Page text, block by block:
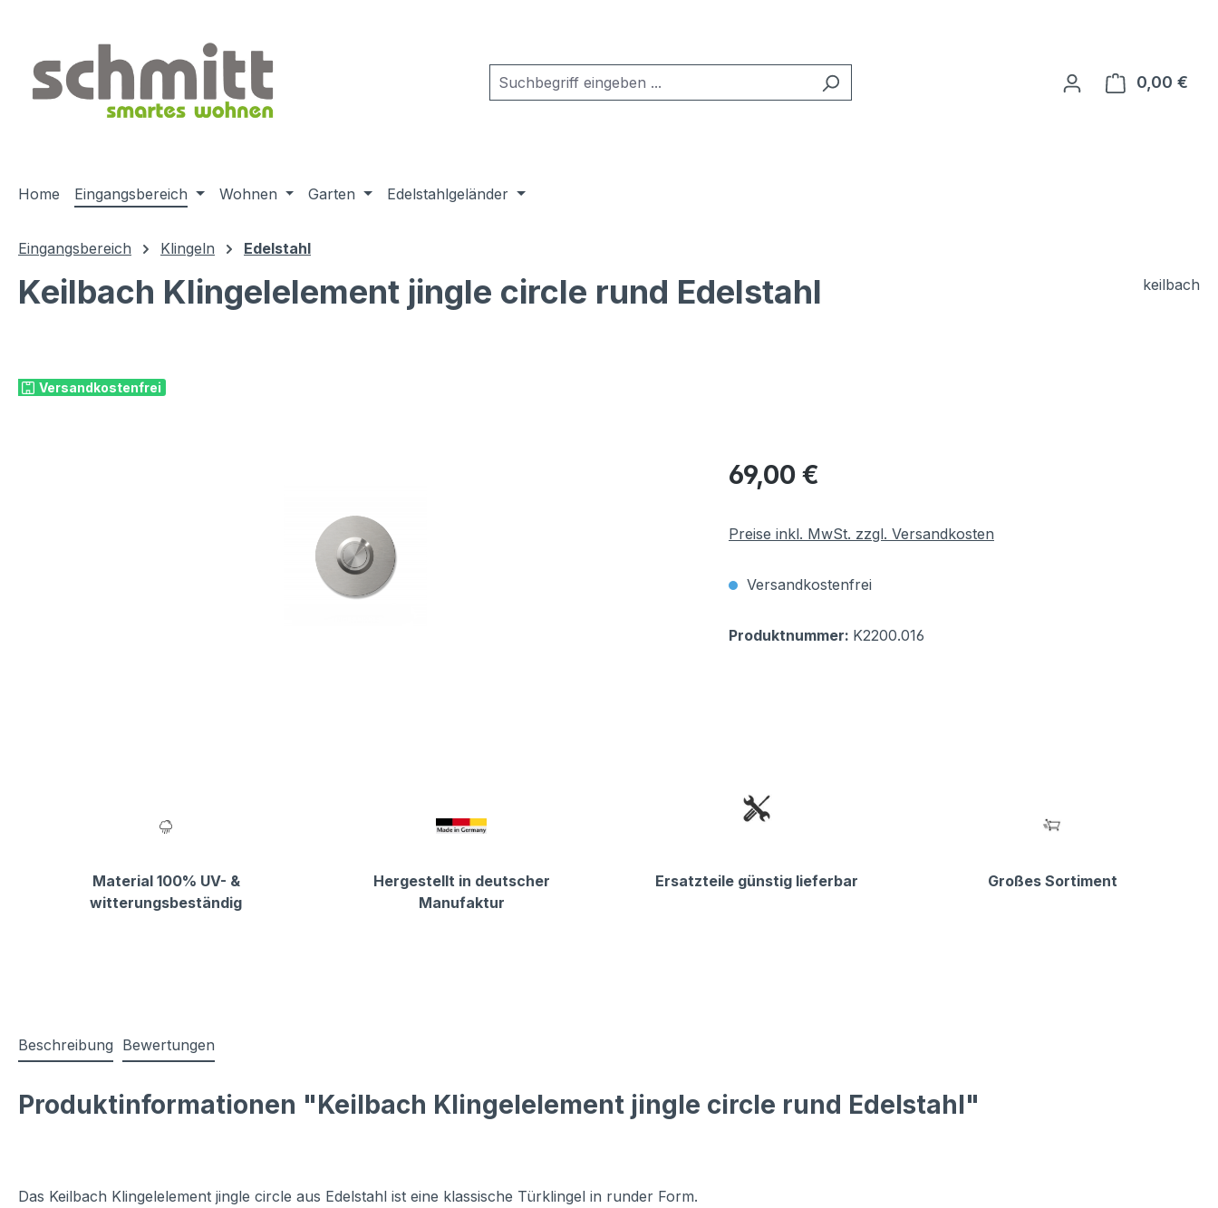
0,00 €
Home Eingangsbereich Wohnen Garten Edelstahlgeländer
Eingangsbereich Klingeln Edelstahl
Keilbach Klingelelement jingle circle rund Edelstahl keilbach
Versandkostenfrei
Regulärer Preis:
69,00 €
Preise inkl. MwSt. zzgl. Versandkosten
Versandkostenfrei
Produktnummer: K2200.016
Material 100% UV- &
witterungsbeständig
Hergestellt in deutscher
Manufaktur
Ersatzteile günstig lieferbar Großes Sortiment
Beschreibung Bewertungen
Produktinformationen "Keilbach Klingelelement jingle circle rund Edelstahl"
Das Keilbach Klingelelement jingle circle aus Edelstahl ist eine klassische Türklingel in runder Form.